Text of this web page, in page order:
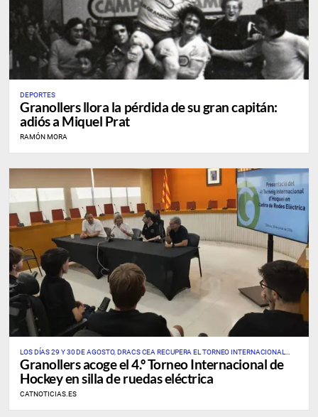
DEPORTES
Granollers llora la pérdida de su gran capitán:
adiós a Miquel Prat
RAMÓN MORA
LOS DÍAS 29 Y 30 DE AGOSTO, DRACS CEA RECUPERA EL TORNEO INTERNACIONAL
ÚNICO DE ESTE DEPORTE EN CATALUÑA Y EN ESPAÑA
Granollers acoge el 4.º Torneo Internacional de
Hockey en silla de ruedas eléctrica
CATNOTICIAS.ES